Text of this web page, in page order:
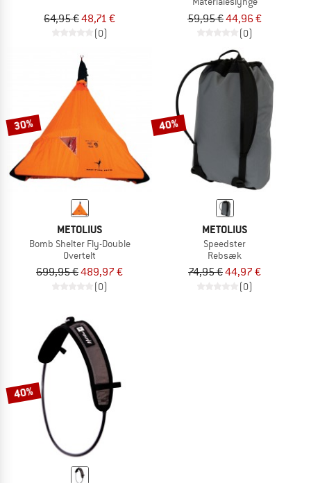
64,95 €48,71 €
(0)
59,95 €44,96 €
(0)
30%
METOLIUS
Bomb Shelter Fly-Double
Overtelt
699,95 €489,97 €
(0)
40%
METOLIUS
Speedster
Rebsæk
74,95 €44,97 €
(0)
40%